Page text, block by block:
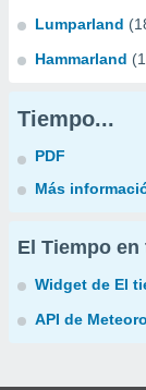
Lumparland
Hammarland
Tiempo...
PDF
Más
El Tiempo en
Widget de El
API de